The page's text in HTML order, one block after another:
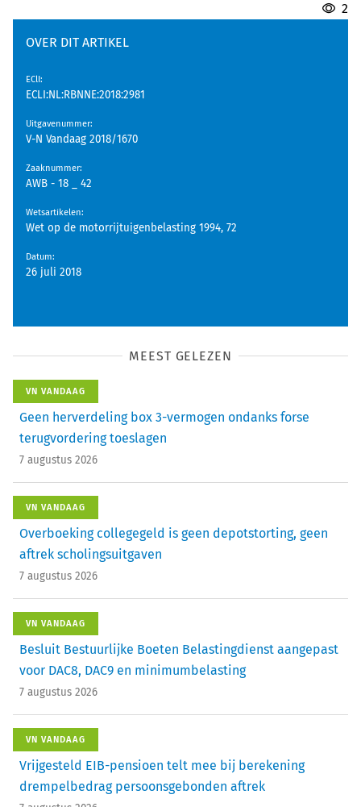
2
OVER DIT ARTIKEL
EClI:
ECLI:NL:RBNNE:2018:2981
Uitgavenummer:
V-N Vandaag 2018/1670
Zaaknummer:
AWB - 18 _ 42
Wetsartikelen:
Wet op de motorrijtuigenbelasting 1994, 72
Datum:
26 juli 2018
MEEST GELEZEN
VN VANDAAG
Geen herverdeling box 3-vermogen ondanks forse
terugvordering toeslagen
7 augustus 2026
VN VANDAAG
Overboeking collegegeld is geen depotstorting, geen
aftrek scholingsuitgaven
7 augustus 2026
VN VANDAAG
Besluit Bestuurlijke Boeten Belastingdienst aangepast
voor DAC8, DAC9 en minimumbelasting
7 augustus 2026
VN VANDAAG
Vrijgesteld EIB-pensioen telt mee bij berekening
drempelbedrag persoonsgebonden aftrek